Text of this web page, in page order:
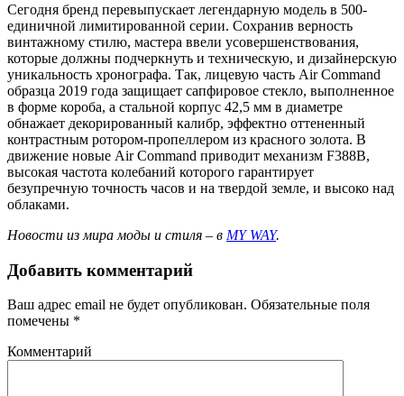
Сегодня бренд перевыпускает легендарную модель в 500-
единичной лимитированной серии. Сохранив верность
винтажному стилю, мастера ввели усовершенствования,
которые должны подчеркнуть и техническую, и дизайнерскую
уникальность хронографа. Так, лицевую часть Air Command
образца 2019 года защищает сапфировое стекло, выполненное
в форме короба, а стальной корпус 42,5 мм в диаметре
обнажает декорированный калибр, эффектно оттененный
контрастным ротором-пропеллером из красного золота. В
движение новые Air Command приводит механизм F388B,
высокая частота колебаний которого гарантирует
безупречную точность часов и на твердой земле, и высоко над
облаками.
Новости из мира моды и стиля – в MY WAY.
Добавить комментарий
Ваш адрес email не будет опубликован. Обязательные поля
помечены *
Комментарий